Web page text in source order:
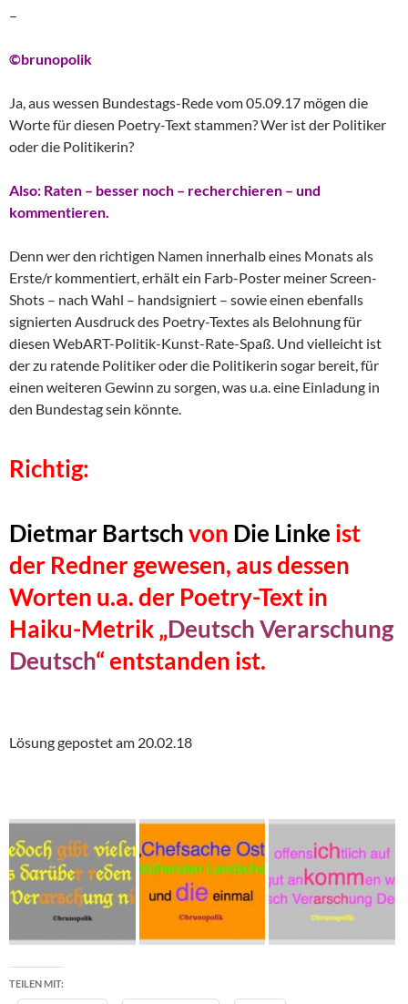
–
©brunopolik
Ja, aus wessen Bundestags-Rede vom 05.09.17 mögen die
Worte für diesen Poetry-Text stammen? Wer ist der Politiker
oder die Politikerin?
Also: Raten – besser noch – recherchieren – und
kommentieren.
Denn wer den richtigen Namen innerhalb eines Monats als
Erste/r kommentiert, erhält ein Farb-Poster meiner Screen-
Shots – nach Wahl – handsigniert – sowie einen ebenfalls
signierten Ausdruck des Poetry-Textes als Belohnung für
diesen WebART-Politik-Kunst-Rate-Spaß. Und vielleicht ist
der zu ratende Politiker oder die Politikerin sogar bereit, für
einen weiteren Gewinn zu sorgen, was u.a. eine Einladung in
den Bundestag sein könnte.
Richtig:
Dietmar Bartschvon Die Linke ist
der Redner gewesen, aus dessen
Worten u.a. der Poetry-Text in
Haiku-Metrik „Deutsch Verarschung
Deutsch“ entstanden ist.
Lösung gepostet am 20.02.18
TEILEN MIT: